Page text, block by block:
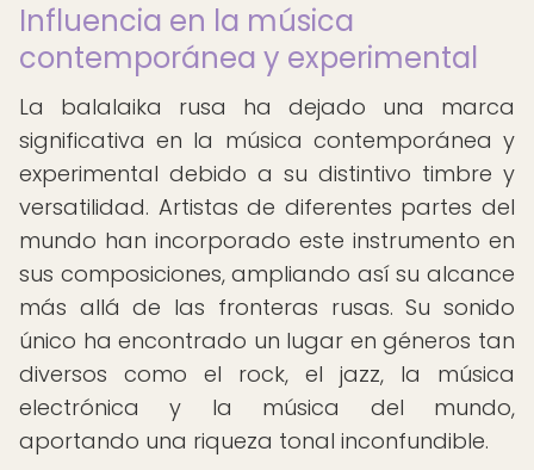
Influencia en la música
contemporánea y experimental
La balalaika rusa ha dejado una marca
significativa en la música contemporánea y
experimental debido a su distintivo timbre y
versatilidad. Artistas de diferentes partes del
mundo han incorporado este instrumento en
sus composiciones, ampliando así su alcance
más allá de las fronteras rusas. Su sonido
único ha encontrado un lugar en géneros tan
diversos como el rock, el jazz, la música
electrónica y la música del mundo,
aportando una riqueza tonal inconfundible.